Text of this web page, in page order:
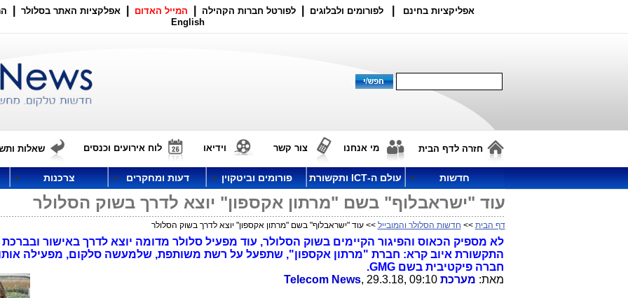
אפליקציות בחינם לפורומים ולבלוגים לפורטל חברות הקהילה המייל האדום אפלקציות האתר בסלולר
English
חזרה לדף הבית מי אנחנו צור קשר וידיאו לוח אירועים וכנסים שאלות
חדשות עולם ה-ICT ותקשורת פורומים וביטקוין דעות ומחקרים צרכנות
עוד "ישראבלוף" בשם "מרתון אקספון" יוצא לדרך בשוק הסלולר
דף הבית >> חדשות הסלולר והמובייל >> עוד "ישראבלוף" בשם "מרתון אקספון" יוצא לדרך בשוק הסלולר
לא מספיק הכאוס והפיגור הקיימים בשוק הסלולר, עוד מפעיל סלולר מדומה יוצא לדרך באישור
התקשורת איוב קרא: חברת "מרתון אקספון", שתפעל על רשת משותפת, שלמעשה סלקום, מפעילה
חברה פיקטיבית בשם GMG.
מאת: מערכת Telecom News, 29.3.18, 09:10